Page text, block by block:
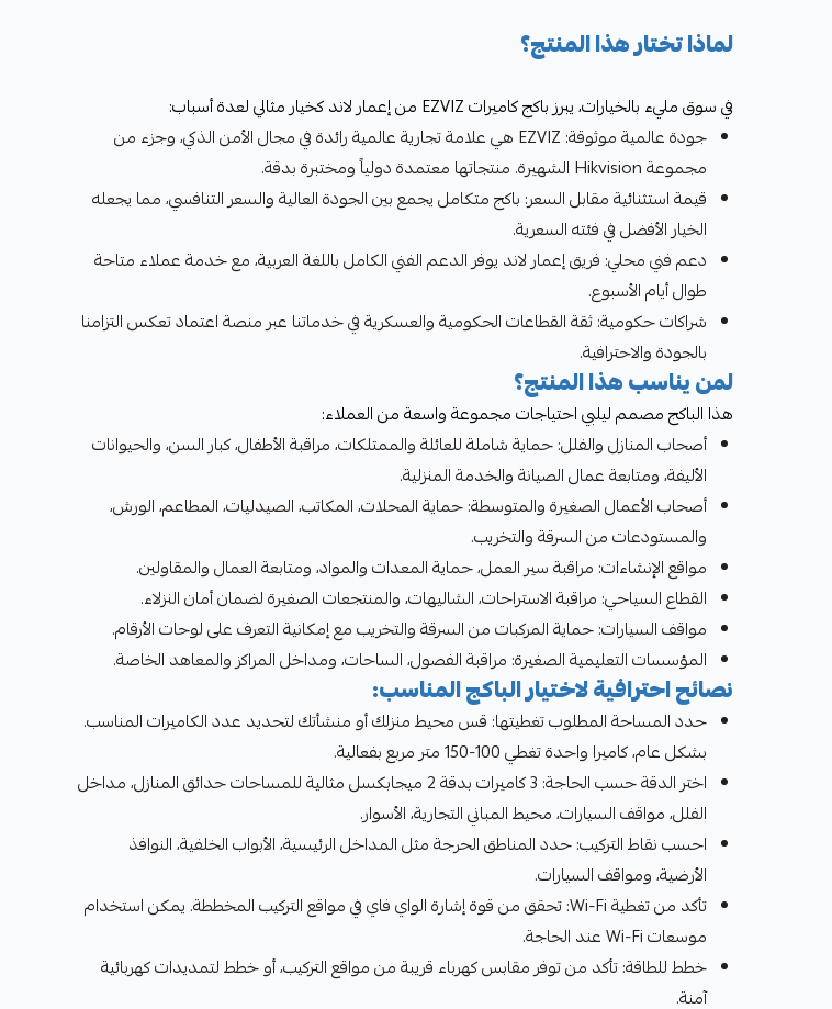
لماذا تختار هذا المنتج؟
في سوق مليء بالخيارات، يبرز باكج كاميرات EZVIZ من إعمار لاند كخيار مثالي لعدة أسباب:
جودة عالمية موثوقة: EZVIZ هي علامة تجارية عالمية رائدة في مجال الأمن الذكي، وجزء من
مجموعة Hikvision الشهيرة. منتجاتها معتمدة دولياً ومختبرة بدقة.
قيمة استثنائية مقابل السعر: باكج متكامل يجمع بين الجودة العالية والسعر التنافسي، مما يجعله
الخيار الأفضل في فئته السعرية.
دعم فني محلي: فريق إعمار لاند يوفر الدعم الفني الكامل باللغة العربية، مع خدمة عملاء متاحة
طوال أيام الأسبوع.
شراكات حكومية: ثقة القطاعات الحكومية والعسكرية في خدماتنا عبر منصة اعتماد تعكس التزامنا
بالجودة والاحترافية.
لمن يناسب هذا المنتج؟
هذا الباكج مصمم ليلبي احتياجات مجموعة واسعة من العملاء:
أصحاب المنازل والفلل: حماية شاملة للعائلة والممتلكات، مراقبة الأطفال، كبار السن، والحيوانات
الأليفة، ومتابعة عمال الصيانة والخدمة المنزلية.
أصحاب الأعمال الصغيرة والمتوسطة: حماية المحلات، المكاتب، الصيدليات، المطاعم، الورش،
والمستودعات من السرقة والتخريب.
مواقع الإنشاءات: مراقبة سير العمل، حماية المعدات والمواد، ومتابعة العمال والمقاولين.
القطاع السياحي: مراقبة الاستراحات، الشاليهات، والمنتجعات الصغيرة لضمان أمان النزلاء.
مواقف السيارات: حماية المركبات من السرقة والتخريب مع إمكانية التعرف على لوحات الأرقام.
المؤسسات التعليمية الصغيرة: مراقبة الفصول، الساحات، ومداخل المراكز والمعاهد الخاصة.
نصائح احترافية لاختيار الباكج المناسب:
حدد المساحة المطلوب تغطيتها: قس محيط منزلك أو منشأتك لتحديد عدد الكاميرات المناسب.
بشكل عام، كاميرا واحدة تغطي 100-150 متر مربع بفعالية.
اختر الدقة حسب الحاجة: 3 كاميرات بدقة 2 ميجابكسل مثالية للمساحات حدائق المنازل، مداخل
الفلل، مواقف السيارات، محيط المباني التجارية، الأسوار.
احسب نقاط التركيب: حدد المناطق الحرجة مثل المداخل الرئيسية، الأبواب الخلفية، النوافذ
الأرضية، ومواقف السيارات.
تأكد من تغطية Wi-Fi: تحقق من قوة إشارة الواي فاي في مواقع التركيب المخططة. يمكن استخدام
موسعات Wi-Fi عند الحاجة.
خطط للطاقة: تأكد من توفر مقابس كهرباء قريبة من مواقع التركيب، أو خطط لتمديدات كهربائية
آمنة.